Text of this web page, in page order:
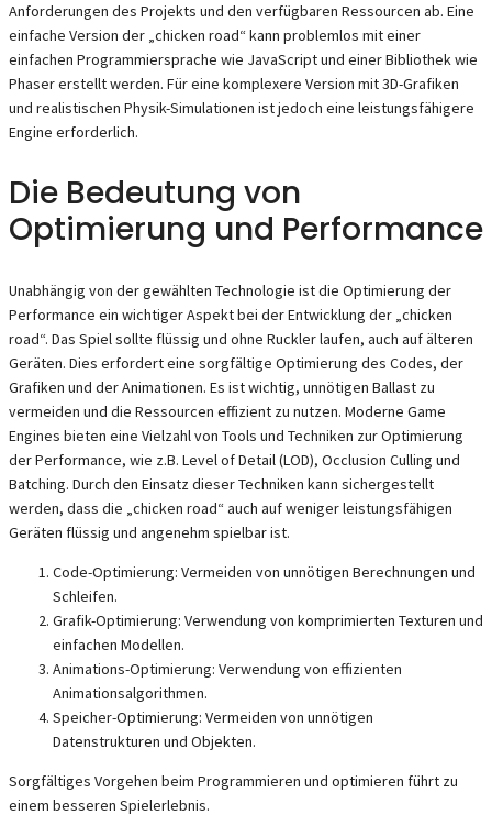
Anforderungen des Projekts und den verfügbaren Ressourcen ab. Eine
einfache Version der „chicken road“ kann problemlos mit einer
einfachen Programmiersprache wie JavaScript und einer Bibliothek wie
Phaser erstellt werden. Für eine komplexere Version mit 3D-Grafiken
und realistischen Physik-Simulationen ist jedoch eine leistungsfähigere
Engine erforderlich.
Die Bedeutung von
Optimierung und Performance
Unabhängig von der gewählten Technologie ist die Optimierung der
Performance ein wichtiger Aspekt bei der Entwicklung der „chicken
road“. Das Spiel sollte flüssig und ohne Ruckler laufen, auch auf älteren
Geräten. Dies erfordert eine sorgfältige Optimierung des Codes, der
Grafiken und der Animationen. Es ist wichtig, unnötigen Ballast zu
vermeiden und die Ressourcen effizient zu nutzen. Moderne Game
Engines bieten eine Vielzahl von Tools und Techniken zur Optimierung
der Performance, wie z.B. Level of Detail (LOD), Occlusion Culling und
Batching. Durch den Einsatz dieser Techniken kann sichergestellt
werden, dass die „chicken road“ auch auf weniger leistungsfähigen
Geräten flüssig und angenehm spielbar ist.
Code-Optimierung: Vermeiden von unnötigen Berechnungen und
Schleifen.
Grafik-Optimierung: Verwendung von komprimierten Texturen und
einfachen Modellen.
Animations-Optimierung: Verwendung von effizienten
Animationsalgorithmen.
Speicher-Optimierung: Vermeiden von unnötigen
Datenstrukturen und Objekten.
Sorgfältiges Vorgehen beim Programmieren und optimieren führt zu
einem besseren Spielerlebnis.